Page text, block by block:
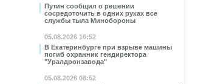
Путин сообщил о решении
сосредоточить в одних руках все
службы тыла Минобороны
05.08.2026 16:52
В Екатеринбурге при взрыве машины
погиб охранник гендиректора
"Уралдронзавода"
05.08.2026 08:52